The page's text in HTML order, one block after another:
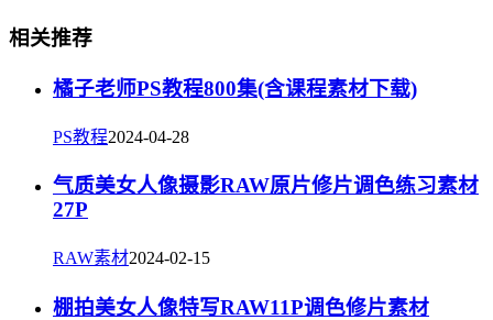
相关推荐
橘子老师PS教程800集(含课程素材下载)
PS教程2024-04-28
气质美女人像摄影RAW原片修片调色练习素材
27P
RAW素材2024-02-15
棚拍美女人像特写RAW11P调色修片素材